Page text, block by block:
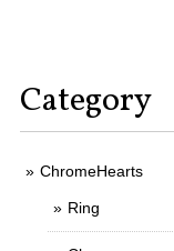
Category
ChromeHearts
Ring